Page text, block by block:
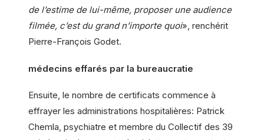
de l’estime de lui-même, proposer une audience
filmée, c’est du grand n’importe quoi», renchérit
Pierre-François Godet.
médecins effarés par la bureaucratie
Ensuite, le nombre de certificats commence à
effrayer les administrations hospitalières: Patrick
Chemla, psychiatre et membre du Collectif des 39